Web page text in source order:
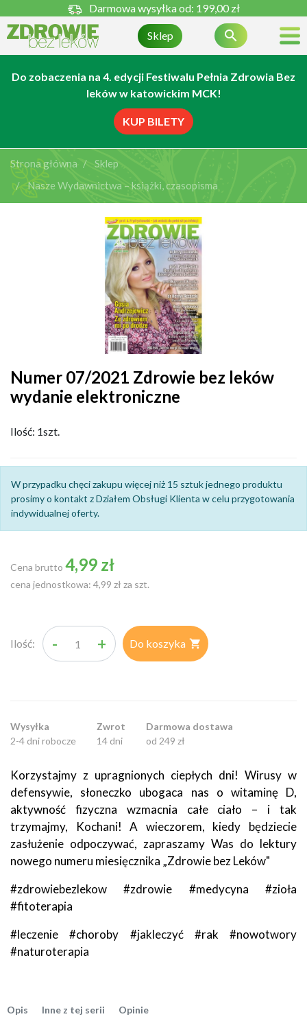
Darmowa wysyłka od: 199,00 zł
Sklep 
Do zobaczenia na 4. edycji Festiwalu Pełnia Zdrowia Bez
leków w katowickim MCK!
KUP BILETY
Strona główna
Sklep
Nasze Wydawnictwa – książki, czasopisma
Numer 07/2021 Zdrowie bez leków
wydanie elektroniczne
Ilość: 1szt.
W przypadku chęci zakupu więcej niż 15 sztuk jednego produktu
prosimy o kontakt z Działem Obsługi Klienta w celu przygotowania
indywidualnej oferty.
Cena brutto 4,99 zł
cena jednostkowa: 4,99 zł za szt.
Ilość: - + Do koszyka 
Wysyłka
2-4 dni robocze
Zwrot
14 dni
Darmowa dostawa
od 249 zł
Korzystajmy z upragnionych ciepłych dni! Wirusy w
defensywie, słoneczko ubogaca nas o witaminę D,
aktywność fizyczna wzmacnia całe ciało – i tak
trzymajmy, Kochani! A wieczorem, kiedy będziecie
zasłużenie odpoczywać, zapraszamy Was do lektury
nowego numeru miesięcznika „Zdrowie bez Leków"
#zdrowiebezlekow #zdrowie #medycyna #zioła
#fitoterapia
#leczenie #choroby #jakleczyć #rak #nowotwory
#naturoterapia
Opis Inne z tej serii Opinie